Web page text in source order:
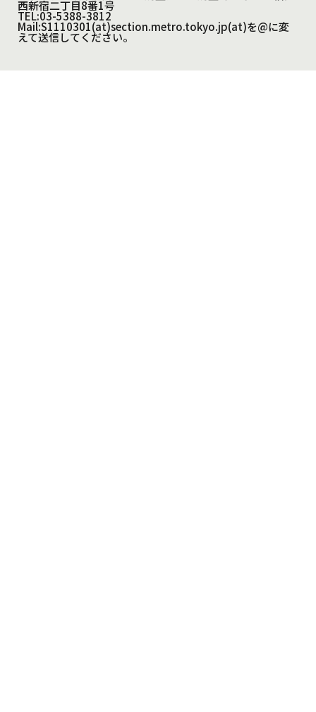
西新宿二丁目8番1号
TEL:03-5388-3812
Mail:S1110301(at)section.metro.tokyo.jp(at)を@に変
えて送信してください。